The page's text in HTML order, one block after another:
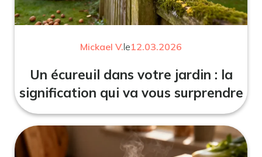
Mickael V.le12.03.2026
Un écureuil dans votre jardin : la
signification qui va vous surprendre